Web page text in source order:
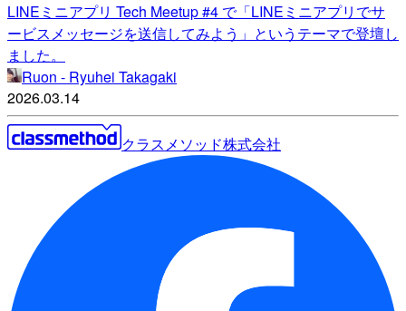
LINEミニアプリ Tech Meetup #4 で「LINEミニアプリでサ
ービスメッセージを送信してみよう」というテーマで登壇し
ました。
Ruon - Ryuhei Takagaki
2026.03.14
クラスメソッド株式会社